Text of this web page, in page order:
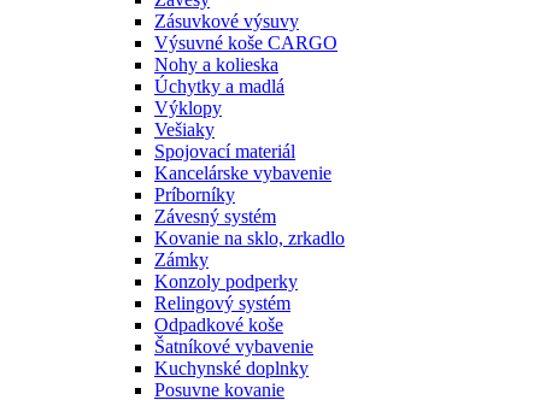
Zásuvkové výsuvy
Výsuvné koše CARGO
Nohy a kolieska
Úchytky a madlá
Výklopy
Vešiaky
Spojovací materiál
Kancelárske vybavenie
Príborníky
Závesný systém
Kovanie na sklo, zrkadlo
Zámky
Konzoly podperky
Relingový systém
Odpadkové koše
Šatníkové vybavenie
Kuchynské doplnky
Posuvne kovanie